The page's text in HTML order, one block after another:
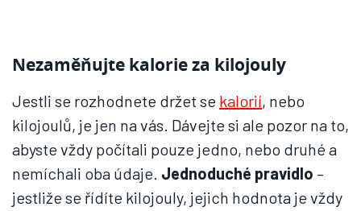
Nezaměňujte kalorie za kilojouly
Jestli se rozhodnete držet se kalorií, nebo
kilojoulů, je jen na vás. Dávejte si ale pozor na to,
abyste vždy počítali pouze jedno, nebo druhé a
nemíchali oba údaje. Jednoduché pravidlo –
jestliže se řídíte kilojouly, jejich hodnota je vždy